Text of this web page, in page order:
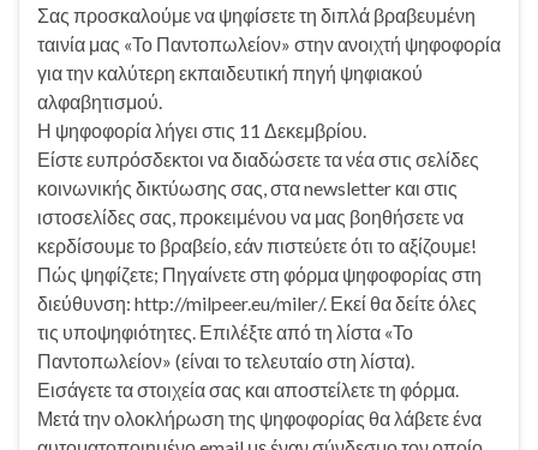
Σας προσκαλούμε να ψηφίσετε τη διπλά βραβευμένη
ταινία μας «Το Παντοπωλείον» στην ανοιχτή ψηφοφορία
για την καλύτερη εκπαιδευτική πηγή ψηφιακού
αλφαβητισμού.
Η ψηφοφορία λήγει στις 11 Δεκεμβρίου.
Είστε ευπρόσδεκτοι να διαδώσετε τα νέα στις σελίδες
κοινωνικής δικτύωσης σας, στα newsletter και στις
ιστοσελίδες σας, προκειμένου να μας βοηθήσετε να
κερδίσουμε το βραβείο, εάν πιστεύετε ότι το αξίζουμε!
Πώς ψηφίζετε; Πηγαίνετε στη φόρμα ψηφοφορίας στη
διεύθυνση: http://milpeer.eu/miler/. Εκεί θα δείτε όλες
τις υποψηφιότητες. Επιλέξτε από τη λίστα «Το
Παντοπωλείον» (είναι το τελευταίο στη λίστα).
Εισάγετε τα στοιχεία σας και αποστείλετε τη φόρμα.
Μετά την ολοκλήρωση της ψηφοφορίας θα λάβετε ένα